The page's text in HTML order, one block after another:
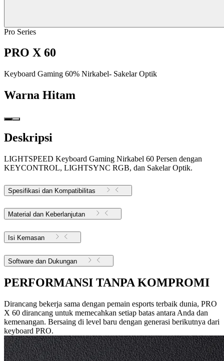
Pro Series
PRO X 60
Keyboard Gaming 60% Nirkabel- Sakelar Optik
Warna Hitam
Deskripsi
LIGHTSPEED Keyboard Gaming Nirkabel 60 Persen dengan
KEYCONTROL, LIGHTSYNC RGB, dan Sakelar Optik.
Spesifikasi dan Kompatibilitas
Material dan Keberlanjutan
Isi Kemasan
Software dan Dukungan
PERFORMANSI TANPA KOMPROMI
Dirancang bekerja sama dengan pemain esports terbaik dunia, PRO
X 60 dirancang untuk memecahkan setiap batas antara Anda dan
kemenangan. Bersaing di level baru dengan generasi berikutnya dari
keyboard PRO.